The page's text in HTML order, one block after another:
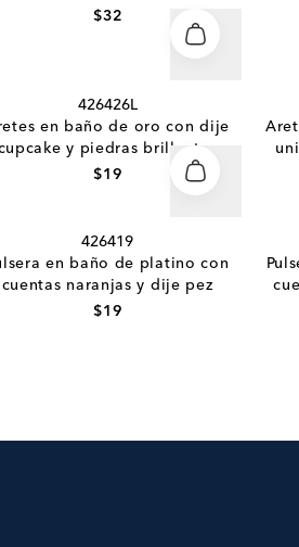
$32
426426L
en baño de oro con dije
y piedras brillantes
$19
426419
en baño de platino con
cuentas naranjas y dije pez
$19